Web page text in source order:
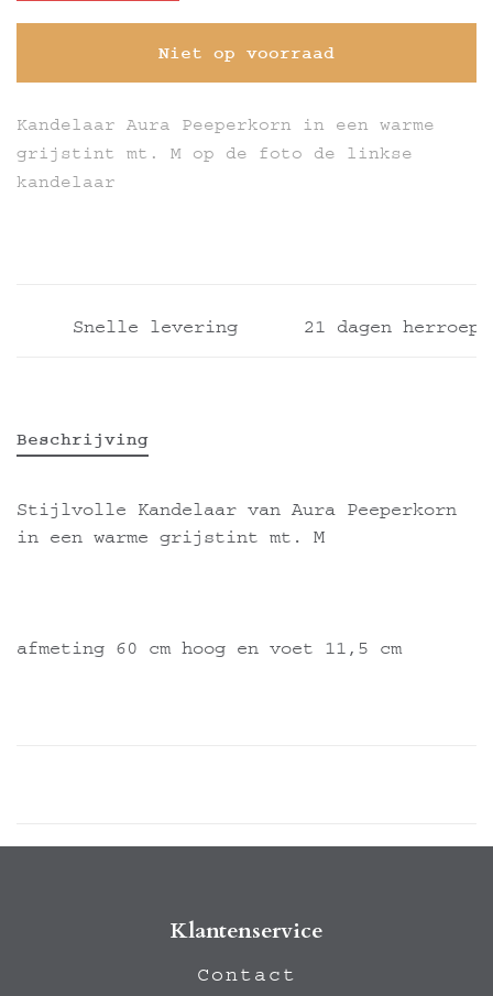
Niet op voorraad
Kandelaar Aura Peeperkorn in een warme
grijstint mt. M op de foto de linkse
kandelaar
Snelle levering 21 dagen
Beschrijving
Stijlvolle Kandelaar van Aura Peeperkorn
in een warme grijstint mt. M
afmeting 60 cm hoog en voet 11,5 cm
Klantenservice
Contact